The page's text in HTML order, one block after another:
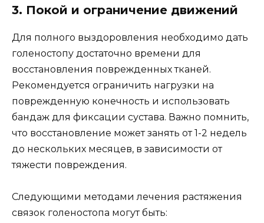
3. Покой и ограничение движений
Для полного выздоровления необходимо дать
голеностопу достаточно времени для
восстановления поврежденных тканей.
Рекомендуется ограничить нагрузки на
поврежденную конечность и использовать
бандаж для фиксации сустава. Важно помнить,
что восстановление может занять от 1-2 недель
до нескольких месяцев, в зависимости от
тяжести повреждения.
Следующими методами лечения растяжения
связок голеностопа могут быть: